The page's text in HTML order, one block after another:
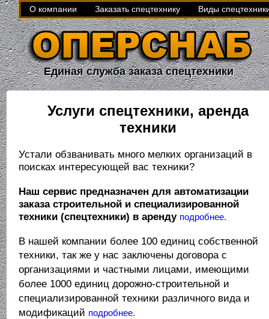
О компании Заказать спецтехнику Виды
Единая служба заказа спецтехники
Услуги спецтехники, аренда
техники
Устали обзванивать много мелких организаций в
поисках интересующей вас техники?
Наш сервис предназначен для автоматизации
заказа строительной и специализированной
техники (спецтехники) в аренду подробнее.
В нашей компании более 100 единиц собственной
техники, так же у нас заключены договора с
организациями и частными лицами, имеющими
более 1000 единиц дорожно-строительной и
специализированной техники различного вида и
модификаций подробнее.